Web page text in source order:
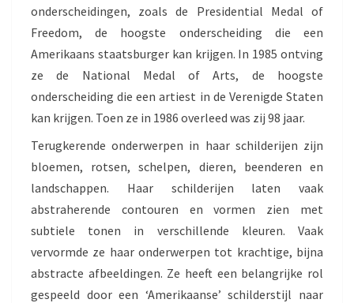
onderscheidingen, zoals de Presidential Medal of
Freedom, de hoogste onderscheiding die een
Amerikaans staatsburger kan krijgen. In 1985 ontving
ze de National Medal of Arts, de hoogste
onderscheiding die een artiest in de Verenigde Staten
kan krijgen. Toen ze in 1986 overleed was zij 98 jaar.
Terugkerende onderwerpen in haar schilderijen zijn
bloemen, rotsen, schelpen, dieren, beenderen en
landschappen. Haar schilderijen laten vaak
abstraherende contouren en vormen zien met
subtiele tonen in verschillende kleuren. Vaak
vervormde ze haar onderwerpen tot krachtige, bijna
abstracte afbeeldingen. Ze heeft een belangrijke rol
gespeeld door een ‘Amerikaanse’ schilderstijl naar